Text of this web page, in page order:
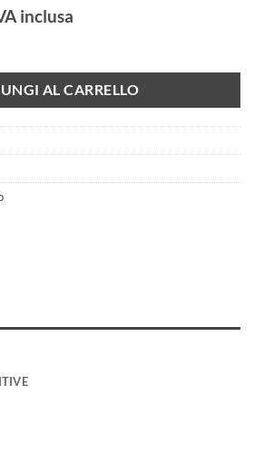
€.
inclusa
AL CARRELLO